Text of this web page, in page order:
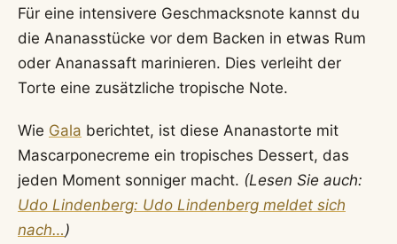
Für eine intensivere Geschmacksnote kannst du
die Ananasstücke vor dem Backen in etwas Rum
oder Ananassaft marinieren. Dies verleiht der
Torte eine zusätzliche tropische Note.
Wie Gala berichtet, ist diese Ananastorte mit
Mascarponecreme ein tropisches Dessert, das
jeden Moment sonniger macht. (Lesen Sie auch:
Udo Lindenberg: Udo Lindenberg meldet sich
nach…)